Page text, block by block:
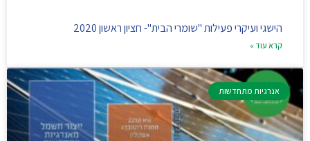
הישגי ועיקרי פעילות "שומרי הבית"- חציון ראשון 2020
קרא עוד »
אנרגיות מתחדשות